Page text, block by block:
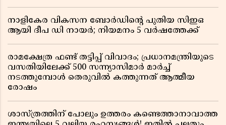
നാളികേര വികസന ബോർഡിൻ്റെ പുതിയ സിഇഒ
ആയി ദീപ ഡി നായർ; നിയമനം 5 വർഷത്തേക്ക് ​​​​​​​
രാമക്ഷേത്ര ഫണ്ട് തട്ടിപ്പ് വിവാദം; പ്രധാനമന്ത്രിയുടെ
വസതിയിലേക്ക് 500 സന്ന്യാസിമാർ മാർച്ച്
നടത്തുമ്പോൾ തെരുവിൽ കത്തുന്നത് ആത്മീയ
രോഷം
ശാസ്ത്രത്തിന് പോലും ഉത്തരം കണ്ടെത്താനാവാത്ത